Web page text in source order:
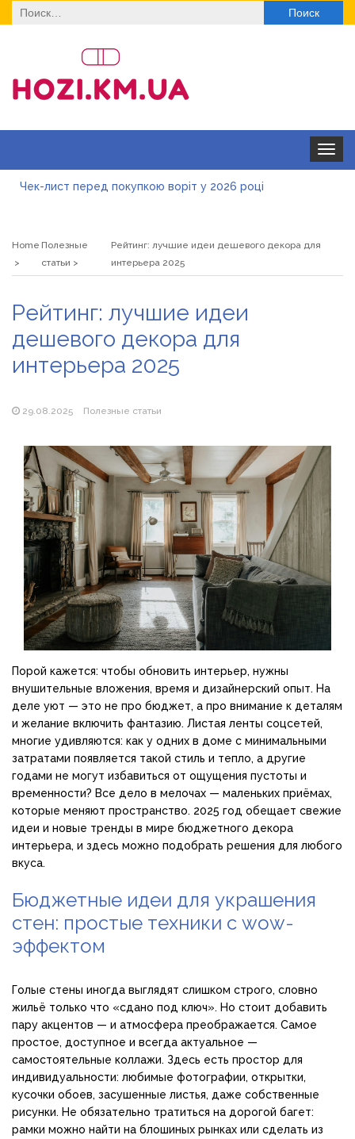
Найти:
Toggle
Чек-лист перед покупкою воріт у 2026 році
типові помилки, відмова та як її уникнути
варіант
Натуральна косметика Хіларі для захисту шкіри від
сонця
Магазин паяльников: рейтинг лучших магазинов Украины
Home Полезные
статьи
Рейтинг: лучшие идеи дешевого декора для
интерьера 2025
Рейтинг: лучшие идеи
дешевого декора для
интерьера 2025
29.08.2025 Полезные статьи
Порой кажется: чтобы обновить интерьер, нужны
внушительные вложения, время и дизайнерский опыт. На
деле уют — это не про бюджет, а про внимание к деталям
и желание включить фантазию. Листая ленты соцсетей,
многие удивляются: как у одних в доме с минимальными
затратами появляется такой стиль и тепло, а другие
годами не могут избавиться от ощущения пустоты и
временности? Все дело в мелочах — маленьких приёмах,
которые меняют пространство. 2025 год обещает свежие
идеи и новые тренды в мире бюджетного декора
интерьера, и здесь можно подобрать решения для любого
вкуса.
Бюджетные идеи для украшения
стен: простые техники с wow-
эффектом
Голые стены иногда выглядят слишком строго, словно
жильё только что «сдано под ключ». Но стоит добавить
пару акцентов — и атмосфера преображается. Самое
простое, доступное и всегда актуальное —
самостоятельные коллажи. Здесь есть простор для
индивидуальности: любимые фотографии, открытки,
кусочки обоев, засушенные листья, даже собственные
рисунки. Не обязательно тратиться на дорогой багет:
рамки можно найти на блошиных рынках или сделать из